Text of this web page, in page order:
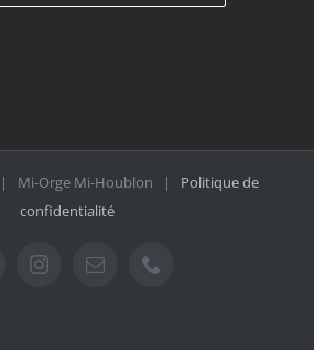
Mi-Orge Mi-Houblon | Politique de
confidentialité
FacebookInstagramEmail